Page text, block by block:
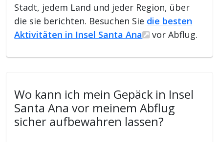
Stadt, jedem Land und jeder Region, über
die sie berichten. Besuchen Sie die besten
Aktivitäten in Insel Santa Ana
vor Abflug.
Wo kann ich mein Gepäck in Insel
Santa Ana vor meinem Abflug
sicher aufbewahren lassen?